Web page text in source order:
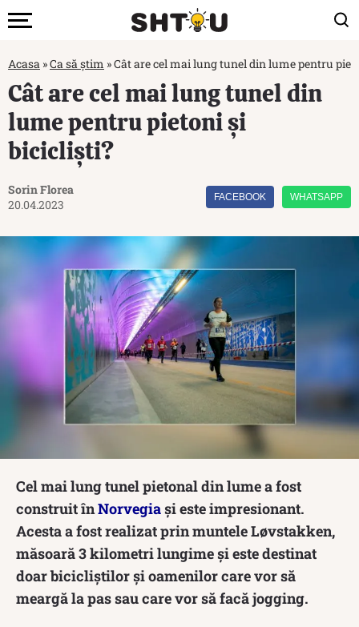
Acasa »Ca să știm »Cât are cel mai lung tunel din lume pentru
Cât are cel mai lung tunel din
lume pentru pietoni și
bicicliști?
Sorin Florea
20.04.2023
FACEBOOK WHATSAPP
Cel mai lung tunel pietonal din lume a fost
construit înNorvegiași este impresionant.
Acesta a fost realizat prin muntele Løvstakken,
măsoară 3 kilometri lungime și este destinat
doar bicicliștilor și oamenilor care vor să
meargă la pas sau care vor să facă jogging.